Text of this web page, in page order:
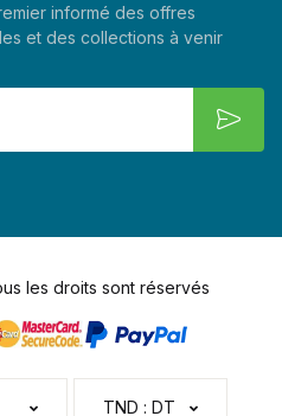
informé des offres
et des collections à venir
les droits sont réservés
TND : DT